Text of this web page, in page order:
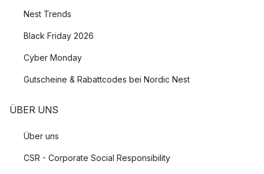
Nest Trends
Black Friday 2026
Cyber Monday
Gutscheine & Rabattcodes bei Nordic Nest
ÜBER UNS
Über uns
CSR - Corporate Social Responsibility